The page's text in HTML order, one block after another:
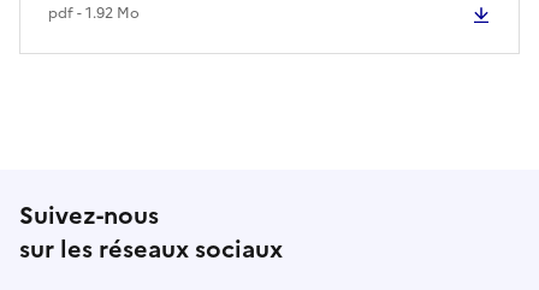
pdf - 1.92 Mo
Suivez-nous
sur les réseaux sociaux